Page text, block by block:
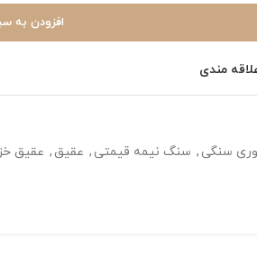
افزودن به
مندی
سنگی , سنگ نیمه قیمتی , عقیق, عقیق